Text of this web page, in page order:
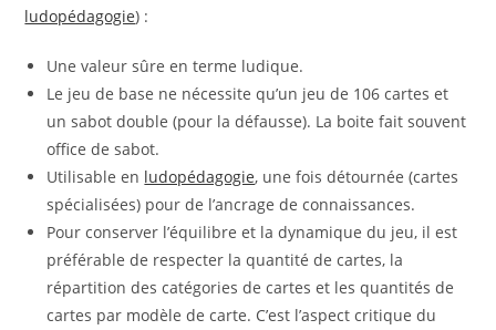
ludopédagogie) :
Une valeur sûre en terme ludique.
Le jeu de base ne nécessite qu’un jeu de 106 cartes et
un sabot double (pour la défausse). La boite fait souvent
office de sabot.
Utilisable en ludopédagogie, une fois détournée (cartes
spécialisées) pour de l’ancrage de connaissances.
Pour conserver l’équilibre et la dynamique du jeu, il est
préférable de respecter la quantité de cartes, la
répartition des catégories de cartes et les quantités de
cartes par modèle de carte. C’est l’aspect critique du